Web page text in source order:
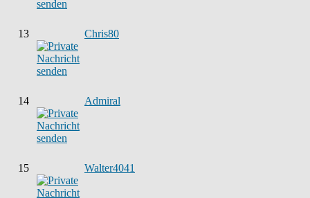
13 Chris80
14 Admiral
15 Walter4041